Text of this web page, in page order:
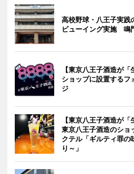
高校野球・八王子実践
ビューイング実施 鳴
【東京八王子酒造が「
ショップに設置するフ
ジ
【東京八王子酒造が「
東京八王子酒造のショ
クテル「ギルティ罪
り～」